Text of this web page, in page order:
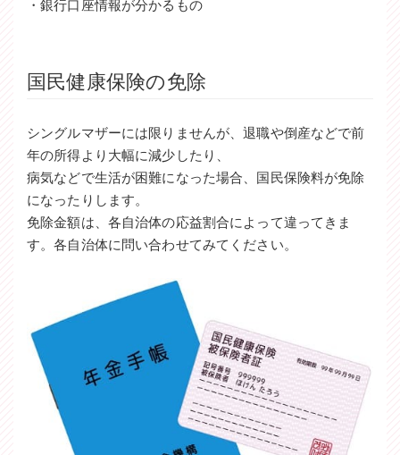
・銀行口座情報が分かるもの
国民健康保険の免除
シングルマザーには限りませんが、退職や倒産などで前
年の所得より大幅に減少したり、
病気などで生活が困難になった場合、国民保険料が免除
になったりします。
免除金額は、各自治体の応益割合によって違ってきま
す。各自治体に問い合わせてみてください。